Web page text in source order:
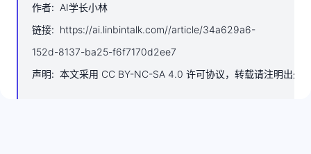
作者: AI学长小林
链接: https://ai.linbintalk.com//article/34a629a6-
152d-8137-ba25-f6f7170d2ee7
声明: 本文采用 CC BY-NC-SA 4.0 许可协议，转载请注明出处